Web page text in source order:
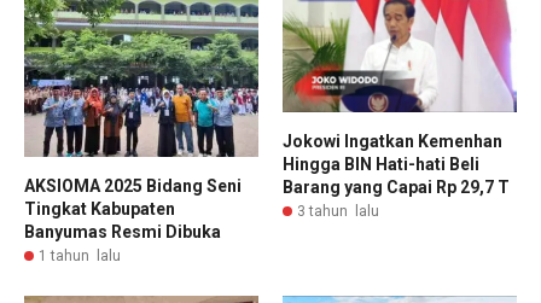
AKSIOMA 2025 Bidang Seni
Tingkat Kabupaten
Banyumas Resmi Dibuka
1 tahun lalu
Jokowi Ingatkan Kemenhan
Hingga BIN Hati-hati Beli
Barang yang Capai Rp 29,7 T
3 tahun lalu